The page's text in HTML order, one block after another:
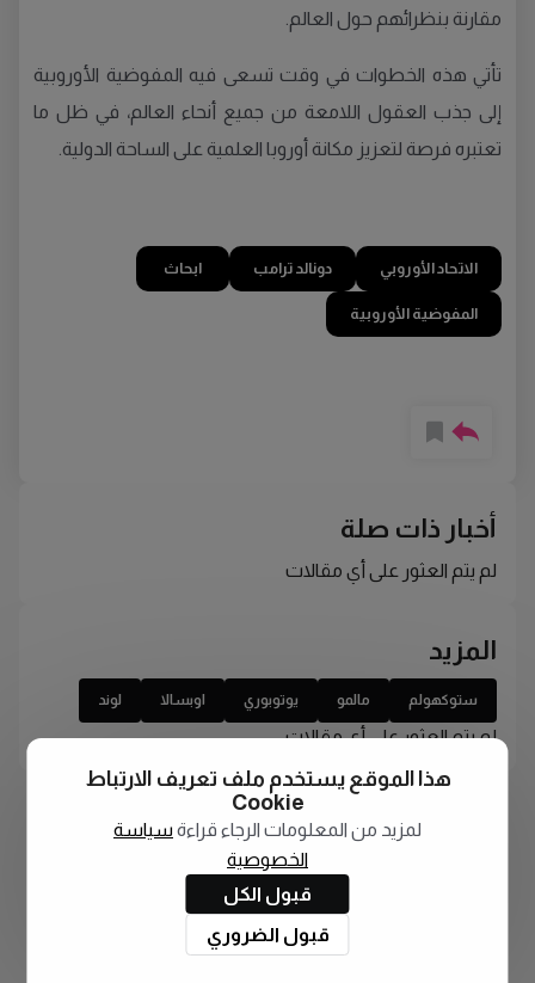
مقارنة بنظرائهم حول العالم.
تأتي هذه الخطوات في وقت تسعى فيه المفوضية الأوروبية
إلى جذب العقول اللامعة من جميع أنحاء العالم، في ظل ما
تعتبره فرصة لتعزيز مكانة أوروبا العلمية على الساحة الدولية.
الاتحاد الأوروبي دونالد ترامب ابحاث
المفوضية الأوروبية
أخبار ذات صلة
لم يتم العثور على أي مقالات
المزيد
ستوكهولم مالمو يوتوبوري اوبسالا لوند
لم يتم العثور على أي مقالات
هذا الموقع يستخدم ملف تعريف الارتباط
Cookie
لمزيد من المعلومات الرجاء قراءة سياسة
الخصوصية
قبول الكل
قبول الضروري